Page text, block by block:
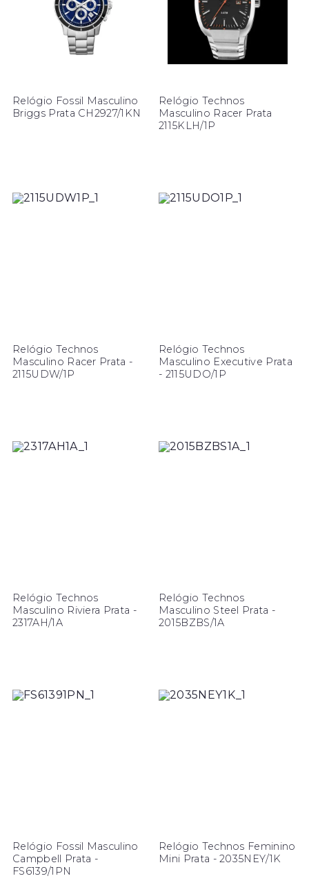
Relógio Fossil Masculino
Briggs Prata CH2927/1KN
Relógio Technos
Masculino Racer Prata
2115KLH/1P
Relógio Technos
Masculino Racer Prata -
2115UDW/1P
Relógio Technos
Masculino Executive Prata
- 2115UDO/1P
Relógio Technos
Masculino Riviera Prata -
2317AH/1A
Relógio Technos
Masculino Steel Prata -
2015BZBS/1A
Relógio Fossil Masculino
Campbell Prata -
FS6139/1PN
Relógio Technos Feminino
Mini Prata - 2035NEY/1K